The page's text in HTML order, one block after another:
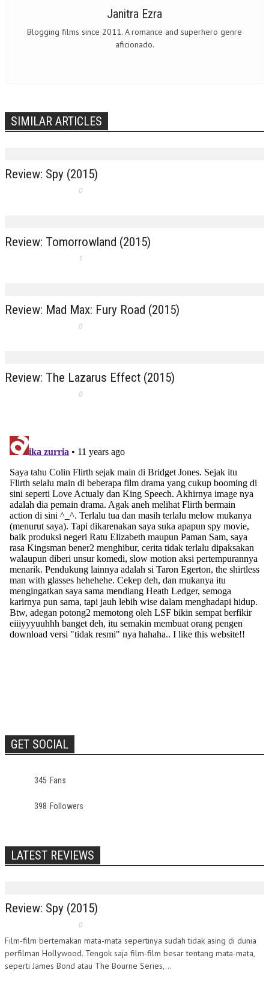
Janitra Ezra
Blogging films since 2011. A romance and superhero genre
aficionado.
SIMILAR ARTICLES
Review: Spy (2015)
0
Review: Tomorrowland (2015)
1
Review: Mad Max: Fury Road (2015)
0
Review: The Lazarus Effect (2015)
0
GET SOCIAL
345 Fans
398 Followers
LATEST REVIEWS
Review: Spy (2015)
0
Film-film bertemakan mata-mata sepertinya sudah tidak asing di dunia
perfilman Hollywood. Tengok saja film-film besar tentang mata-mata,
seperti James Bond atau The Bourne Series,...